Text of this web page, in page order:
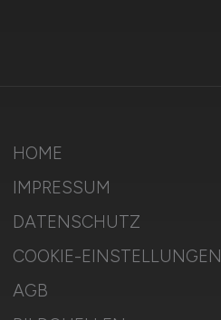
HOME
IMPRESSUM
DATENSCHUTZ
COOKIE-EINSTELLUNGEN
AGB